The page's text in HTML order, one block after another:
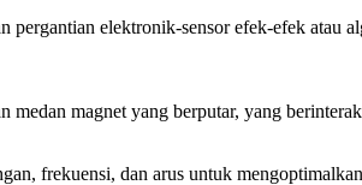
elektronik-sensor efek-efek atau
medan magnet yang berputar, yang
frekuensi, dan arus untuk